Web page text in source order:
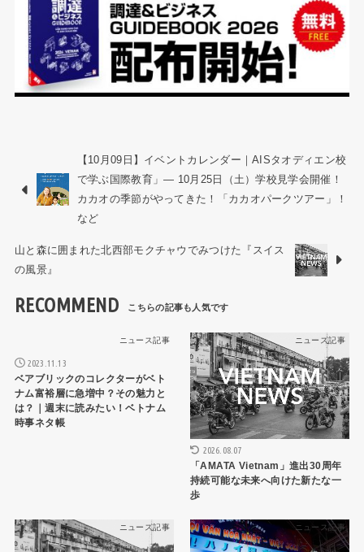
【10月09日】イベントカレンダー｜AISタオディエン校
で学ぶ国際教育」― 10月25日（土）学校見学会開催！
カカオの季節がやってきた！「カカオパークツアー」！
など
山と森に囲まれた北西部モクチャウでみつけた『スイス
の風景』
RECOMMEND
ニュース記事
2023.11.13
ベアブリックのコレクターがベト
ナム富裕層に急増中？その魅力と
は？｜週末に読みたい！ベトナム
時事ネタ帳
ニュース記事
2026.08.07
「AMATA Vietnam」進出30周年
持続可能な未来へ向けた新たな一
歩
ニュース記事 ニュース記事